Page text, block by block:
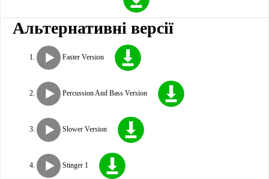
Альтернативні версії
Faster Version
Percussion And Bass Version
Slower Version
Stinger 1